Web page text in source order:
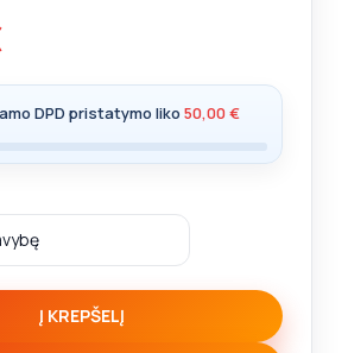
DPD pristatymo liko 50,00€
Į KREPŠELĮ